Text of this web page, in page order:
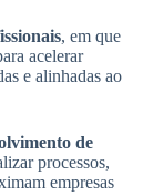
, em que
acelerar
e alinhadas ao
de
processos,
empresas